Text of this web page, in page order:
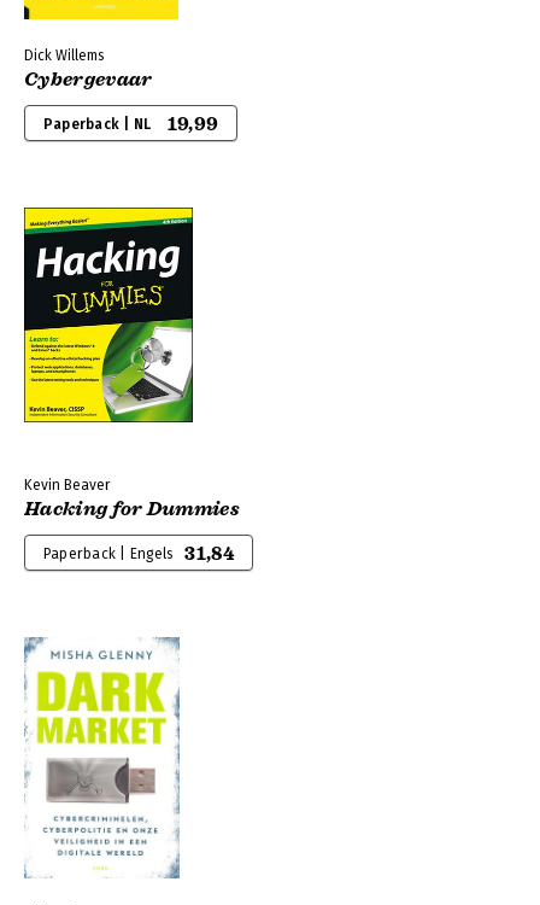
Dick Willems
Cybergevaar
Paperback | NL 19,99
Kevin Beaver
Hacking for Dummies
Paperback | Engels 31,84